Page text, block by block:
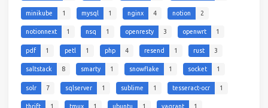
minikube 1 mysql 1 nginx 4 notion 2
notionnext 1 nsq 1 openresty 3 openwrt 1
pdf 1 petl 1 php 4 resend 1 rust 3
saltstack 8 smarty 1 snowflake 1 socket 1
solr 7 sqlserver 1 sublime 1 tesseract-ocr 1
thrift 1 tmux 1 ubuntu 1 vagrant 1